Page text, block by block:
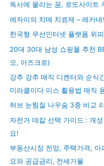
독사에 물리는 꿈, 로또사이트
에자이의 치매 치료제 – 레카
한국형 무선인터넷 플랫폼 위피
20대 30대 남성 쇼핑몰 추천
오, 아즈크로)
강추 강추 매직 디켄터와 순식
미라클이다 이스 활용법 매직
허브 눈찜질 나우숨 3종 비교
자전거 데칼 선택 가이드 : 개
요!
부동산시장 전망, 주택가격,
요와 공급금리, 전세가율